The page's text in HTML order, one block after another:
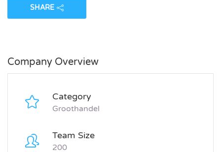
SHARE
Company Overview
Category
Groothandel
Team Size
200